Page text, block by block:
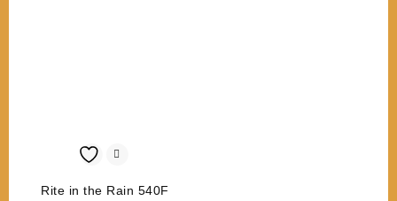
Rite in the Rain 540F